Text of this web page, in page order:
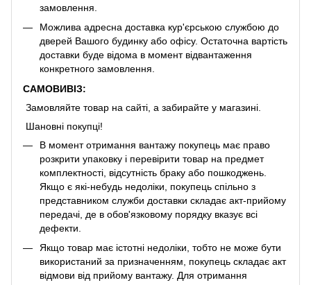
замовлення.
Можлива адресна доставка кур'єрською службою до
дверей Вашого будинку або офісу. Остаточна вартість
доставки буде відома в момент відвантаження
конкретного замовлення.
САМОВИВІЗ:
Замовляйте товар на сайті, а забирайте у магазині.
Шановні покупці!
В момент отримання вантажу покупець має право
розкрити упаковку і перевірити товар на предмет
комплектності, відсутність браку або пошкоджень.
Якщо є які-небудь недоліки, покупець спільно з
представником служби доставки складає акт-прийому
передачі, де в обов'язковому порядку вказує всі
дефекти.
Якщо товар має істотні недоліки, тобто не може бути
використаний за призначенням, покупець складає акт
відмови від прийому вантажу. Для отримання